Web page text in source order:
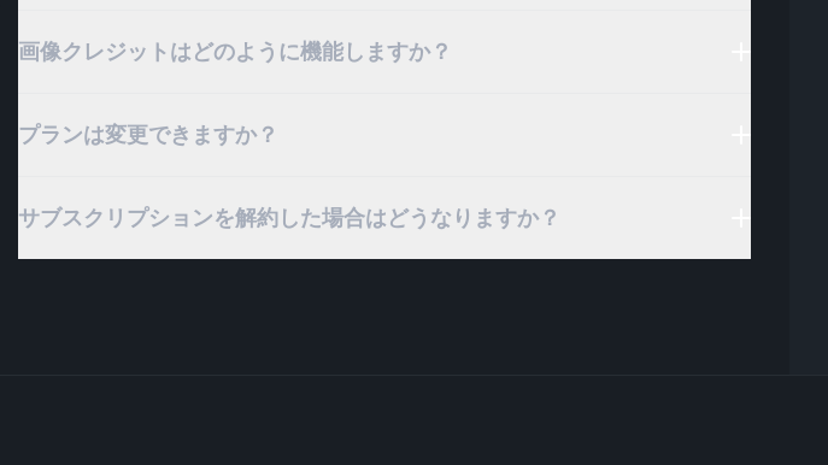
画像クレジットはどのように機能しますか？
プランは変更できますか？
サブスクリプションを解約した場合はどうなりますか？